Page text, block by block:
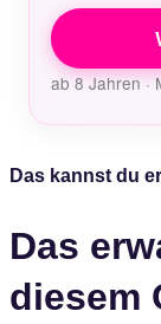
ab 8 Jahren ·
Das kannst du
Das
diesem